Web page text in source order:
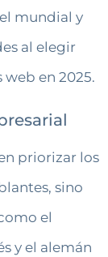
mundial y
al elegir
en 2025.
priorizar los
sino
el
y el alemán